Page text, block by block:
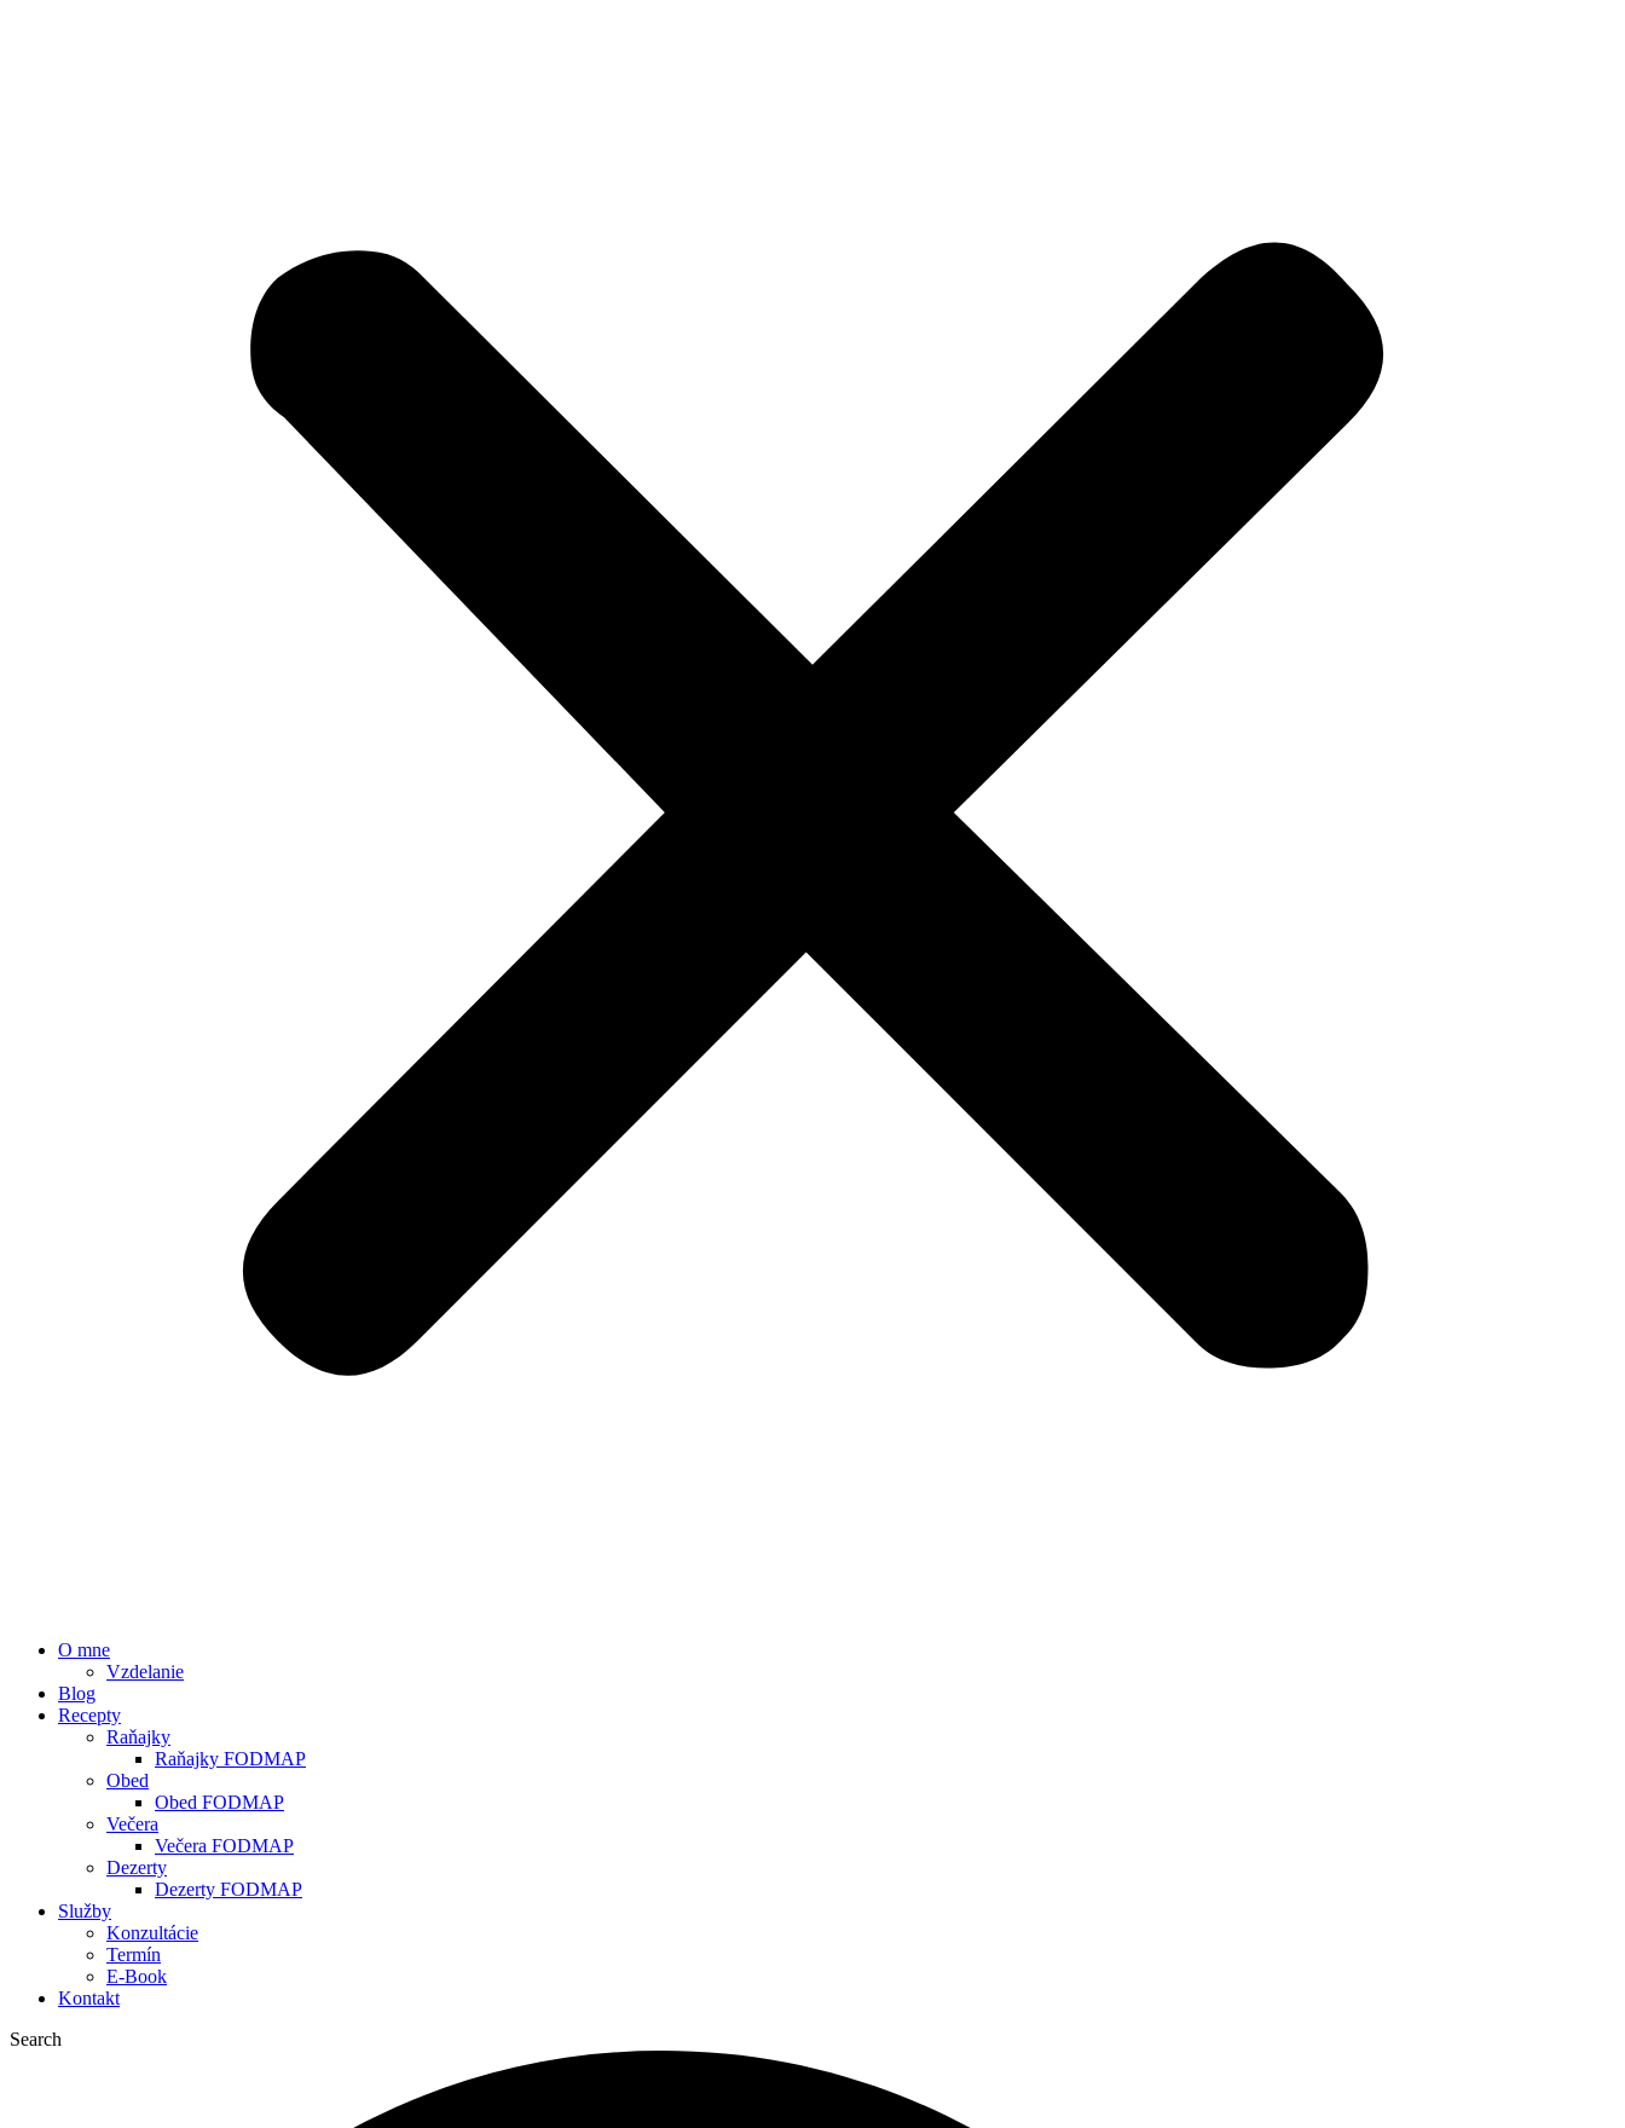
O mne
Vzdelanie
Blog
Recepty
Raňajky
Raňajky FODMAP
Obed
Obed FODMAP
Večera
Večera FODMAP
Dezerty
Dezerty FODMAP
Služby
Konzultácie
Termín
E-Book
Kontakt
Search